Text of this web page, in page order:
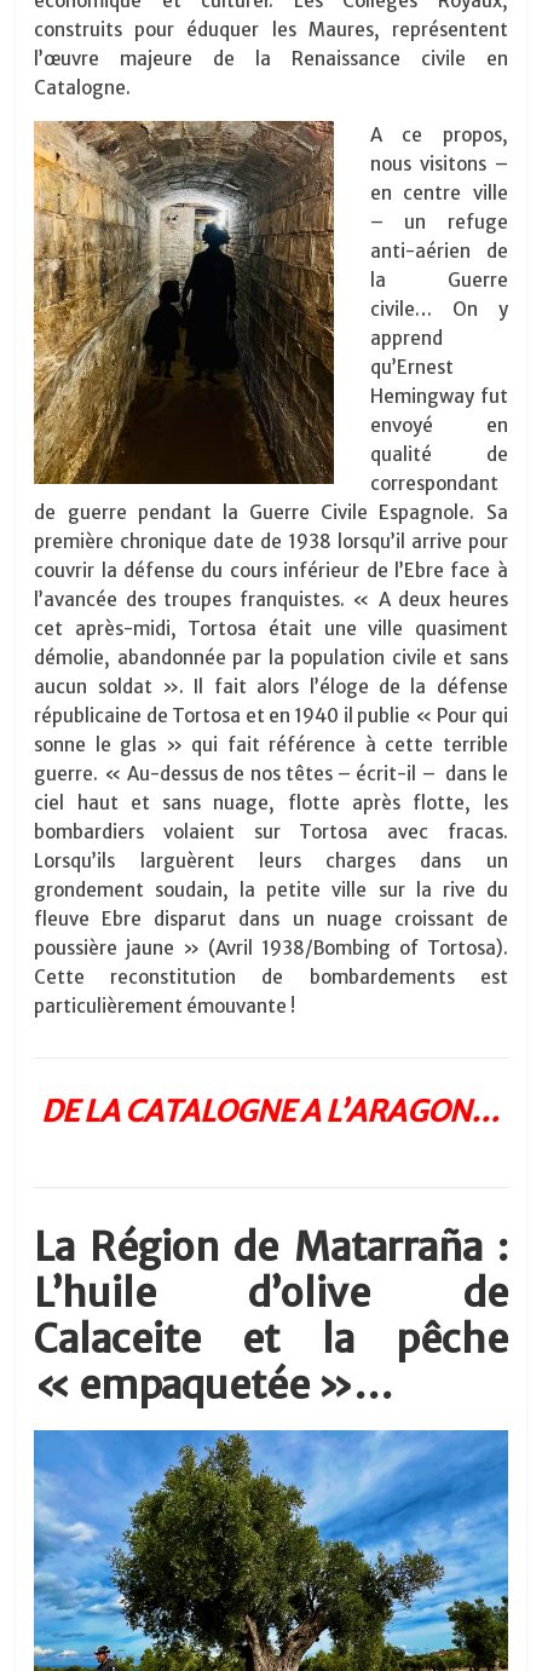
construits pour éduquer les Maures, représentent
l’œuvre majeure de la Renaissance civile en
Catalogne.
A ce propos,
nous visitons –
en centre ville
– un refuge
anti-aérien de
la Guerre
civile… On y
apprend
qu’Ernest
Hemingway fut
envoyé en
qualité de
correspondant
de guerre pendant la Guerre Civile Espagnole. Sa
première chronique date de 1938 lorsqu’il arrive pour
couvrir la défense du cours inférieur de l’Ebre face à
l’avancée des troupes franquistes. « A deux heures
cet après-midi, Tortosa était une ville quasiment
démolie, abandonnée par la population civile et sans
aucun soldat ». Il fait alors l’éloge de la défense
républicaine de Tortosa et en 1940 il publie « Pour qui
sonne le glas » qui fait référence à cette terrible
guerre. « Au-dessus de nos têtes – écrit-il – dans le
ciel haut et sans nuage, flotte après flotte, les
bombardiers volaient sur Tortosa avec fracas.
Lorsqu’ils larguèrent leurs charges dans un
grondement soudain, la petite ville sur la rive du
fleuve Ebre disparut dans un nuage croissant de
poussière jaune » (Avril 1938/Bombing of Tortosa).
Cette reconstitution de bombardements est
particulièrement émouvante !
DE LA CATALOGNE A L’ARAGON…
La Région de Matarraña :
L’huile d’olive de
Calaceite et la pêche
« empaquetée »…